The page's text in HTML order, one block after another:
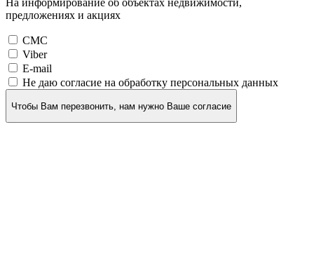
На информирование об объектах недвижимости,
предложениях и акциях
СМС
Viber
E-mail
Не даю согласие на обработку персональных данных
Чтобы Вам перезвонить, нам нужно Ваше согласие